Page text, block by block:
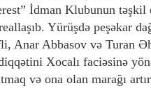
İdman Klubunun təşkil
Yürüşdə peşəkar
Anar Abbasov və Turan
Xocalı faciəsinə
və ona olan marağı